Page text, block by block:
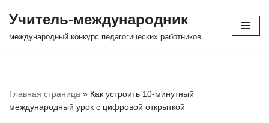
Учитель-международник
международный конкурс педагогических работников
Главная страница » Как устроить 10-минутный
международный урок с цифровой открыткой